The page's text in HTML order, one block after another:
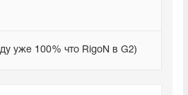
уже 100% что RigoN в G2)